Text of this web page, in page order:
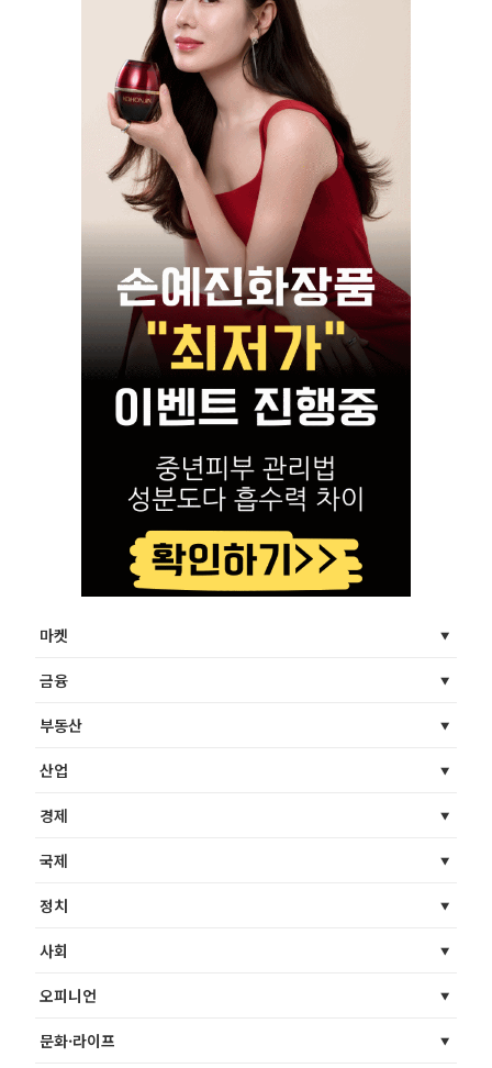
마켓
금융
부동산
산업
경제
국제
정치
사회
오피니언
문화·라이프